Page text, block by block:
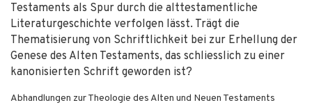
Testaments als Spur durch die alttestamentliche
Literaturgeschichte verfolgen lässt. Trägt die
Thematisierung von Schriftlichkeit bei zur Erhellung der
Genese des Alten Testaments, das schliesslich zu einer
kanonisierten Schrift geworden ist?
Abhandlungen zur Theologie des Alten und Neuen Testaments